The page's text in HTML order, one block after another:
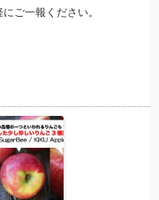
ご一報ください。